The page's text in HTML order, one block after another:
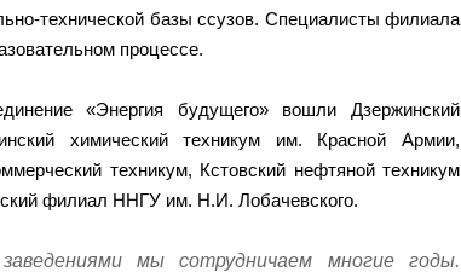
технической базы ссузов. Специалисты филиала
процессе.
«Энергия будущего» вошли Дзержинский
химический техникум им. Красной Армии,
техникум, Кстовский нефтяной техникум
филиал ННГУ им. Н.И. Лобачевского.
мы сотрудничаем многие годы.